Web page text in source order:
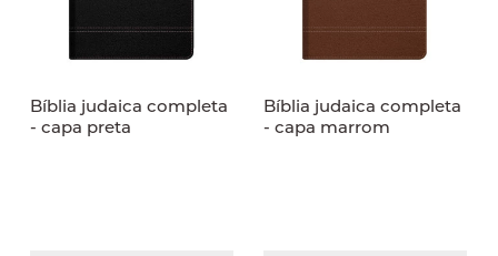
Bíblia judaica completa
- capa preta
Bíblia judaica completa
- capa marrom